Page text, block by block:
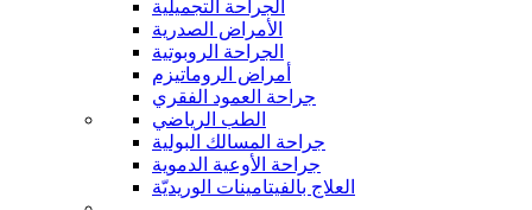
الجراحة التجميلية
الأمراض الصدرية
الجراحة الروبوتية
أمراض الروماتيزم
جراحة العمود الفقري
الطب الرياضي
جراحة المسالك البولية
جراحة الأوعية الدموية
العلاج بالفيتامينات الوريديّة